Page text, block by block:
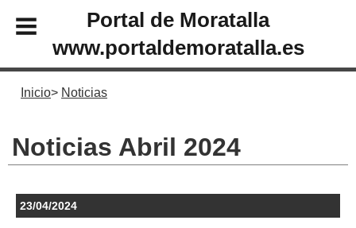
Portal de Moratalla
www.portaldemoratalla.es
Inicio Noticias
Noticias Abril 2024
23/04/2024